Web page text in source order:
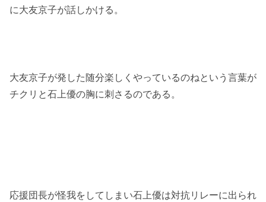
に大友京子が話しかける。
大友京子が発した随分楽しくやっているのねという言葉が
チクリと石上優の胸に刺さるのである。
応援団長が怪我をしてしまい石上優は対抗リレーに出られ